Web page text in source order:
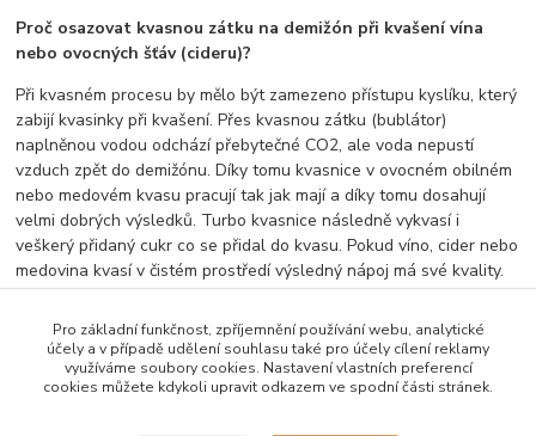
Proč osazovat kvasnou zátku na demižón při kvašení vína
nebo ovocných šťáv (cideru)?
Při kvasném procesu by mělo být zamezeno přístupu kyslíku, který
zabijí kvasinky při kvašení. Přes kvasnou zátku (bublátor)
naplněnou vodou odchází přebytečné CO2, ale voda nepustí
vzduch zpět do demižónu. Díky tomu kvasnice v ovocném obilném
nebo medovém kvasu pracují tak jak mají a díky tomu dosahují
velmi dobrých výsledků. Turbo kvasnice následně vykvasí i
veškerý přidaný cukr co se přidal do kvasu. Pokud víno, cider nebo
medovina kvasí v čistém prostředí výsledný nápoj má své kvality.
Zboží zařazeno v kategoriích
Pro základní funkčnost, zpříjemnění používání webu, analytické
účely a v případě udělení souhlasu také pro účely cílení reklamy
využíváme soubory cookies. Nastavení vlastních preferencí
cookies můžete kdykoli upravit odkazem ve spodní části stránek.